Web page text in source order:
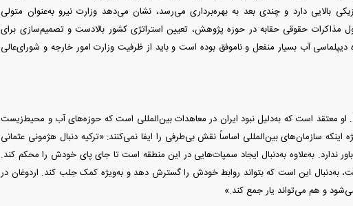
بالایی دارد و چندی بعد به بهره‌برداری می‌رسد، نشان می‌دهد وزارت نیرو به‌عنوان متولی
مذاکرات حقوقی حقابه در حوزه پژوهش، تعیین استراتژی کشور بالادست و تصمیم‌سازی برای
آب بسیار منفعل و ناموفق بوده است و باید از ظرفیت وزارت امور خارجه و شورای‌عالی
معتقد است که به‌دلیل نبود ایران در معاهدات بین‌المللی است که حوزه‌های آب و محیط‌زیست
اینکه سازمان‌های بین‌المللی اساساً نقش بی‌طرفی را ایفا نمی‌کنند: «ترکیه دنبال هژمونی عثمانی
به‌علاوه به‌دنبال ایجاد سمپات‌هایی در این منطقه است تا جای پای خودش را محکم کند.
به‌دنبال این است که بتواند روابط خودش را گسترش دهد و به‌ویژه کمک جلب کند. اردوغان در
و هم می‌تواند یار جمع کند.»‌